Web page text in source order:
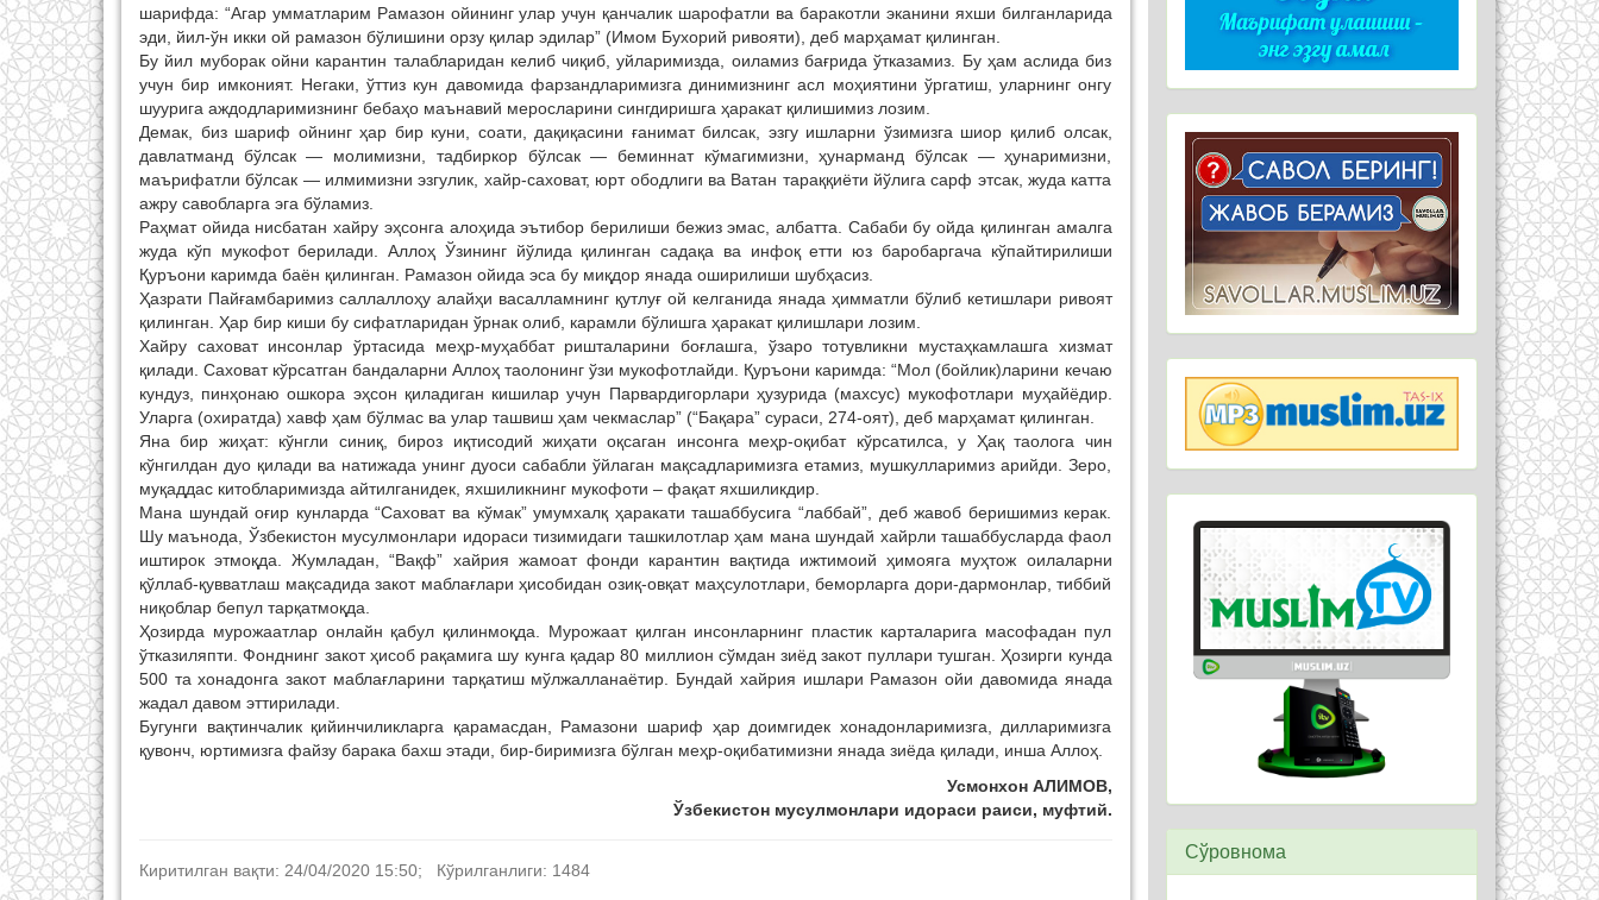
шарифда: “Агар умматларим Рамазон ойининг улар учун қанчалик шарофатли ва баракотли эканини яхши билганларида
эди, йил-ўн икки ой рамазон бўлишини орзу қилар эдилар” (Имом Бухорий ривояти), деб марҳамат қилинган.
Бу йил муборак ойни карантин талабларидан келиб чиқиб, уйларимизда, оиламиз бағрида ўтказамиз. Бу ҳам аслида биз
учун бир имконият. Негаки, ўттиз кун давомида фарзандларимизга динимизнинг асл моҳиятини ўргатиш, уларнинг онгу
шуурига аждодларимизнинг бебаҳо маънавий меросларини сингдиришга ҳаракат қилишимиз лозим.
Демак, биз шариф ойнинг ҳар бир куни, соати, дақиқасини ғанимат билсак, эзгу ишларни ўзимизга шиор қилиб олсак,
давлатманд бўлсак — молимизни, тадбиркор бўлсак — беминнат кўмагимизни, ҳунарманд бўлсак — ҳунаримизни,
маърифатли бўлсак — илмимизни эзгулик, хайр-саховат, юрт ободлиги ва Ватан тараққиёти йўлига сарф этсак, жуда катта
ажру савобларга эга бўламиз.
Раҳмат ойида нисбатан хайру эҳсонга алоҳида эътибор берилиши бежиз эмас, албатта. Сабаби бу ойда қилинган амалга
жуда кўп мукофот берилади. Аллоҳ Ўзининг йўлида қилинган садақа ва инфоқ етти юз баробаргача кўпайтирилиши
Қуръони каримда баён қилинган. Рамазон ойида эса бу миқдор янада оширилиши шубҳасиз.
Ҳазрати Пайғамбаримиз саллаллоҳу алайҳи васалламнинг қутлуғ ой келганида янада ҳимматли бўлиб кетишлари ривоят
қилинган. Ҳар бир киши бу сифатларидан ўрнак олиб, карамли бўлишга ҳаракат қилишлари лозим.
Хайру саховат инсонлар ўртасида меҳр-муҳаббат ришталарини боғлашга, ўзаро тотувликни мустаҳкамлашга хизмат
қилади. Саховат кўрсатган бандаларни Аллоҳ таолонинг ўзи мукофотлайди. Қуръони каримда: “Мол (бойлик)ларини кечаю
кундуз, пинҳонаю ошкора эҳсон қиладиган кишилар учун Парвардигорлари ҳузурида (махсус) мукофотлари муҳайёдир.
Уларга (охиратда) хавф ҳам бўлмас ва улар ташвиш ҳам чекмаслар” (“Бақара” сураси, 274-оят), деб марҳамат қилинган.
Яна бир жиҳат: кўнгли синиқ, бироз иқтисодий жиҳати оқсаган инсонга меҳр-оқибат кўрсатилса, у Ҳақ таолога чин
кўнгилдан дуо қилади ва натижада унинг дуоси сабабли ўйлаган мақсадларимизга етамиз, мушкулларимиз арийди. Зеро,
муқаддас китобларимизда айтилганидек, яхшиликнинг мукофоти – фақат яхшиликдир.
Мана шундай оғир кунларда “Саховат ва кўмак” умумхалқ ҳаракати ташаббусига “лаббай”, деб жавоб беришимиз керак.
Шу маънода, Ўзбекистон мусулмонлари идораси тизимидаги ташкилотлар ҳам мана шундай хайрли ташаббусларда фаол
иштирок этмоқда. Жумладан, “Вақф” хайрия жамоат фонди карантин вақтида ижтимоий ҳимояга муҳтож оилаларни
қўллаб-қувватлаш мақсадида закот маблағлари ҳисобидан озиқ-овқат маҳсулотлари, беморларга дори-дармонлар, тиббий
ниқоблар бепул тарқатмоқда.
Ҳозирда мурожаатлар онлайн қабул қилинмоқда. Мурожаат қилган инсонларнинг пластик карталарига масофадан пул
ўтказиляпти. Фонднинг закот ҳисоб рақамига шу кунга қадар 80 миллион сўмдан зиёд закот пуллари тушган. Ҳозирги кунда
500 та хонадонга закот маблағларини тарқатиш мўлжалланаётир. Бундай хайрия ишлари Рамазон ойи давомида янада
жадал давом эттирилади.
Бугунги вақтинчалик қийинчиликларга қарамасдан, Рамазони шариф ҳар доимгидек хонадонларимизга, дилларимизга
қувонч, юртимизга файзу барака бахш этади, бир-биримизга бўлган меҳр-оқибатимизни янада зиёда қилади, инша Аллоҳ.
Усмонхон АЛИМОВ,
Ўзбекистон мусулмонлари идораси раиси, муфтий.
Киритилган вақти: 24/04/2020 15:50; Кўрилганлиги: 1484
Сўровнома